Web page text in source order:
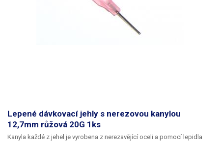
Lepené dávkovací jehly s nerezovou kanylou
12,7mm růžová 20G 1ks
Kanyla každé z jehel je vyrobena z nerezavějící oceli a pomocí lepidla